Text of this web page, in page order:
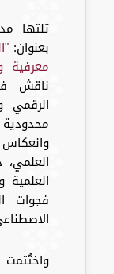
تلتها
بعنوان:
معرفية
ناقش
الرقمي
وانعكاس
فجوات
واختُتمت